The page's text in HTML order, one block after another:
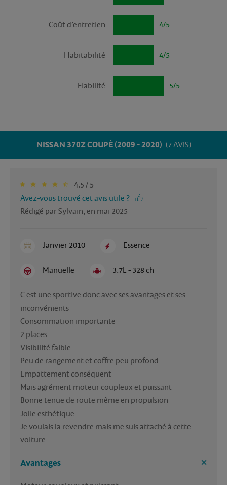
4/5
Coût d’entretien
4/5
Habitabilité
5/5
Fiabilité
NISSAN 370Z COUPÉ (2009 - 2020) (7 AVIS)
4.5 / 5
Avez-vous trouvé cet avis utile ?
Rédigé par Sylvain, en mai 2025
Janvier 2010 Essence
Manuelle 3.7L - 328 ch
C est une sportive donc avec ses avantages et ses
inconvénients
Consommation importante
2 places
Visibilité faible
Peu de rangement et coffre peu profond
Empattement conséquent
Mais agrément moteur coupleux et puissant
Bonne tenue de route même en propulsion
Jolie esthétique
Je voulais la revendre mais me suis attaché à cette
voiture
Avantages